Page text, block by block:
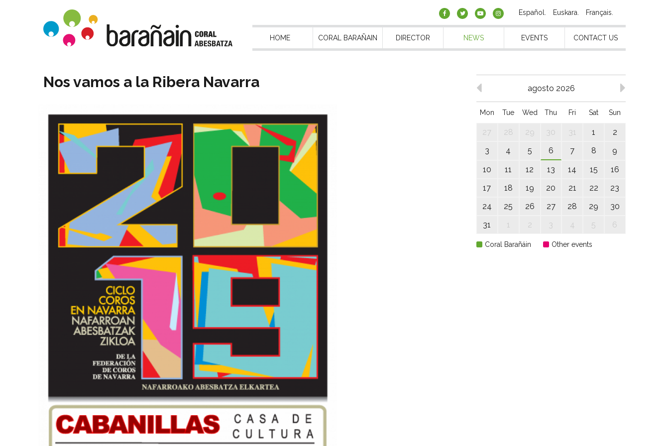
Español Euskara Français
HOME CORAL BARAÑAIN DIRECTOR NEWS EVENTS CONTACT US
Nos vamos a la Ribera Navarra agosto 2026
Mon Tue Wed Thu Fri Sat Sun
27 28 29 30 31 1
2
3
4 5 6 7 8
9
10
11 12 13 14 15
16
17
18 19 20 21 22
23
24
25 26 27 28 29
30
31
1 2 3 4 5 6
Coral Barañáin Other events